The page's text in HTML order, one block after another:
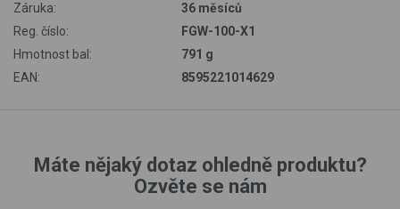
Záruka:
36 měsíců
Reg. číslo:
FGW-100-X1
Hmotnost bal:
791 g
EAN:
8595221014629
Máte nějaký dotaz ohledně produktu?
Ozvěte se nám